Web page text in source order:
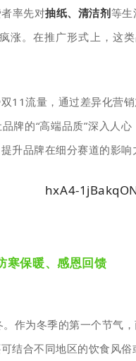
率先对抽纸、清洁剂等生
涨。在推广形式上，这
11流量，通过差异化营
品牌的“高端品质”深入人
升品牌在细分赛道的影响
寒保暖、感恩回馈
作为冬季的第一个节气
结合不同地区的饮食风